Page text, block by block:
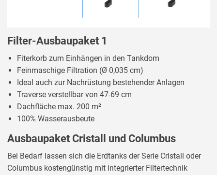
Filter-Ausbaupaket 1
Fiterkorb zum Einhängen in den Tankdom
Feinmaschige Filtration (Ø 0,035 cm)
Ideal auch zur Nachrüstung bestehender Anlagen
Traverse verstellbar von 47-69 cm
Dachfläche max. 200 m²
100% Wasserausbeute
Ausbaupaket Cristall und Columbus
Bei Bedarf lassen sich die Erdtanks der Serie Cristall oder
Columbus kostengünstig mit integrierter Filtertechnik